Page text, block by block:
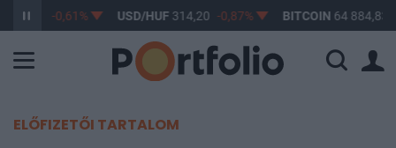
363,17 -0,61% USD/HUF 314,20 -0,87% BITCOIN 64 884,83
ELŐFIZETŐI TARTALOM